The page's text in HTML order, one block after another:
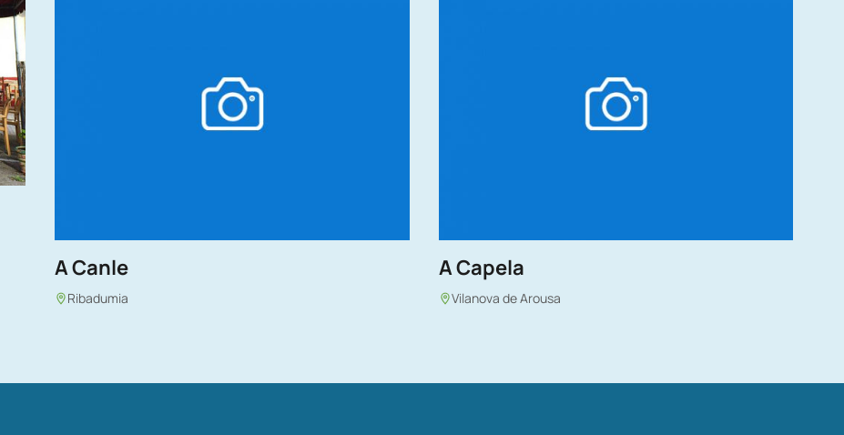
A Canle
Ribadumia
A Capela
Vilanova de Arousa